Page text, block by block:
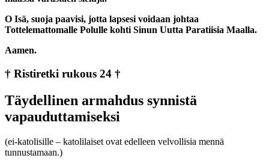
O Isä, suoja paavisi, jotta lapsesi voidaan johtaa
Tottelemattomalle Polulle kohti Sinun Uutta Paratiisia Maalla.
Aamen.
† Ristiretki rukous 24 †
Täydellinen armahdus synnistä
vapauduttamiseksi
(ei-katolisille – katolilaiset ovat edelleen velvollisia mennä
tunnustamaan.)